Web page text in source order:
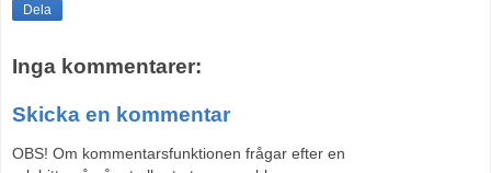
Dela
Inga kommentarer:
Skicka en kommentar
OBS! Om kommentarsfunktionen frågar efter en